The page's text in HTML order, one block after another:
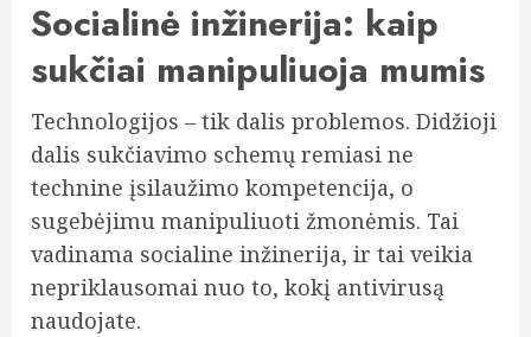
Socialinė inžinerija: kaip
sukčiai manipuliuoja mumis
Technologijos – tik dalis problemos. Didžioji
dalis sukčiavimo schemų remiasi ne
technine įsilaužimo kompetencija, o
sugebėjimu manipuliuoti žmonėmis. Tai
vadinama socialine inžinerija, ir tai veikia
nepriklausomai nuo to, kokį antivirusą
naudojate.